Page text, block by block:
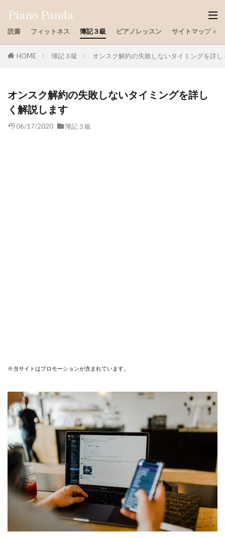
読書 フィットネス 簿記３級 ピアノレッスン サイトマップ
HOME 簿記３級 オンスク解約の失敗しないタイミングを詳
オンスク解約の失敗しないタイミングを詳し
く解説します
06/17/2020 簿記３級
※当サイトはプロモーションが含まれています。